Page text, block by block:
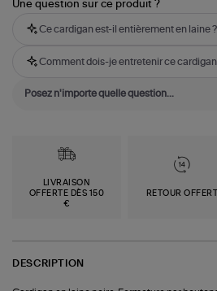
Une question sur ce produit ?
Ce cardigan est-il entièrement en laine ?
Comment dois-je entretenir ce cardigan
LIVRAISON
OFFERTE DÈS 150
€
RETOUR OFFERT
DESCRIPTION